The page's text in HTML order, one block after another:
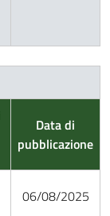
Data di
pubblicazione
06/08/2025